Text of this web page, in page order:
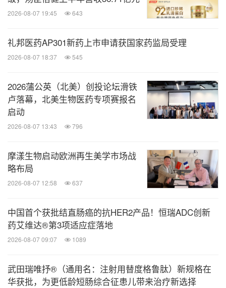
关键词： 健康护理与医院
2026-08-07 19:45 643
礼邦医药AP301新药上市申请获国家药监局受理
2026-08-07 18:37 545
2026蒲公英（北美）创投论坛滑铁
卢落幕，北美生物医药专项赛报名
启动
2026-08-07 13:43 796
摩漾生物启动欧洲再生美学市场战
略布局
2026-08-07 12:58 637
中国首个获批结直肠癌的抗HER2产品！恒瑞ADC创新
药艾维达®第3项适应症落地
2026-08-07 09:07 1089
武田瑞唯抒®（通用名：注射用替度格鲁肽）新规格在
华获批，为更低龄短肠综合征患儿带来治疗新选择